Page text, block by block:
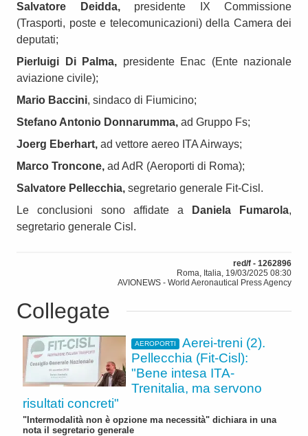
Salvatore Deidda,presidente IX Commissione
(Trasporti, poste e telecomunicazioni) della Camera dei
deputati;
Pierluigi Di Palma, presidente Enac (Ente nazionale
aviazione civile);
Mario Baccini, sindaco di Fiumicino;
Stefano Antonio Donnarumma, ad Gruppo Fs;
Joerg Eberhart, ad vettore aereo ITA Airways;
Marco Troncone, ad AdR (Aeroporti di Roma);
Salvatore Pellecchia, segretario generale Fit-Cisl.
Le conclusioni sono affidate a
Daniela Fumarola,
segretario generale Cisl.
red/f - 1262896
Roma, Italia, 19/03/2025 08:30
AVIONEWS - World Aeronautical Press Agency
Collegate
AEROPORTI
Aerei-treni (2).
Pellecchia (Fit-Cisl):
"Bene intesa ITA-
Trenitalia, ma servono
risultati concreti"
"Intermodalità non è opzione ma necessità" dichiara in una
nota il segretario generale